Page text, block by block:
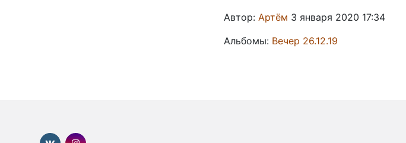
Автор: Артём 3 января 2020 17:34
Альбомы: Вечер 26.12.19